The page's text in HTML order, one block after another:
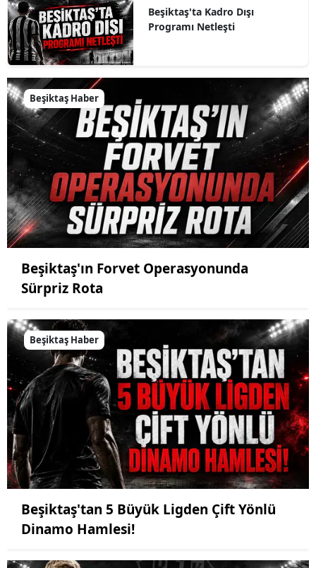
Beşiktaş'ta Kadro Dışı
Programı Netleşti
Beşiktaş Haber
Beşiktaş'ın Forvet Operasyonunda
Sürpriz Rota
Beşiktaş Haber
Beşiktaş'tan 5 Büyük Ligden Çift Yönlü
Dinamo Hamlesi!